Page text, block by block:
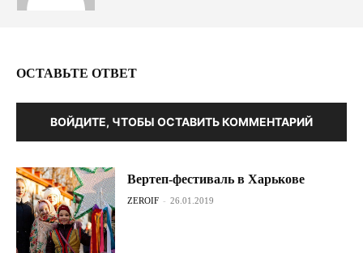
ОСТАВЬТЕ ОТВЕТ
ВОЙДИТЕ, ЧТОБЫ ОСТАВИТЬ КОММЕНТАРИЙ
Вертеп-фестиваль в Харькове
ZEROIF - 26.01.2019